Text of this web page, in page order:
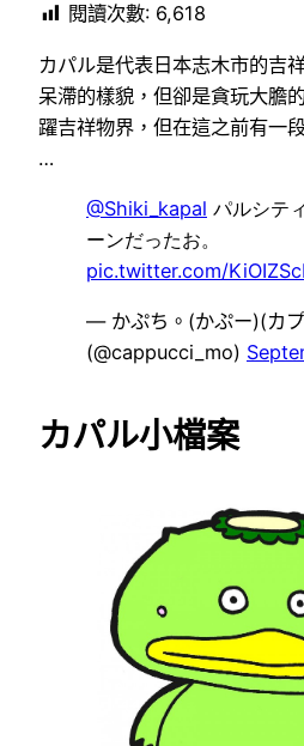
閱讀次數: 6,618
カパル是代表日本志木市的吉
呆滯的樣貌，但卻是貪玩大膽
躍吉祥物界，但在這之前有一
…
@Shiki_kapal パルシテ
ーンだったお。
pic.twitter.com/
— かぷち。(かぷー)(カ
(@cappucci_mo)
カパル小檔案